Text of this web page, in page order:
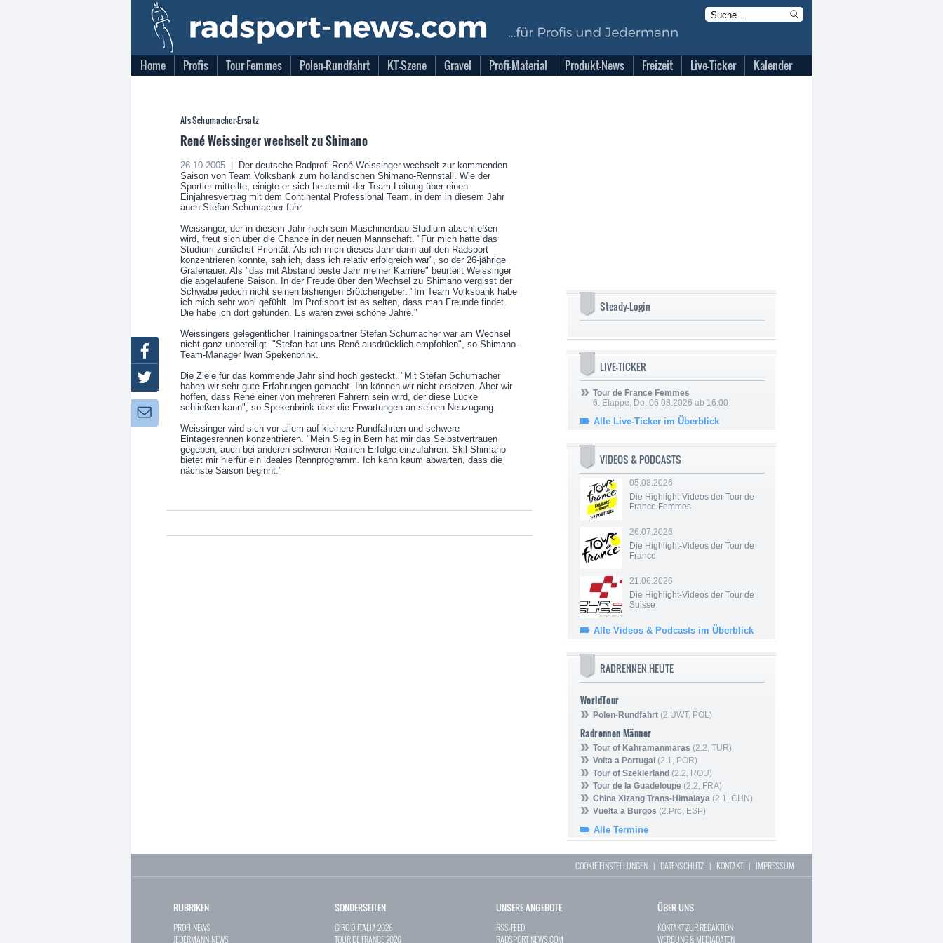
Home Profis Tour Femmes Polen-Rundfahrt KT-Szene Gravel Profi-Material Produkt-News Freizeit Live-Ticker Kalender
Als Schumacher-Ersatz
René Weissinger wechselt zu Shimano
26.10.2005 |
Der deutsche Radprofi René Weissinger wechselt zur kommenden
Saison von Team Volksbank zum holländischen Shimano-Rennstall. Wie der
Sportler mitteilte, einigte er sich heute mit der Team-Leitung über einen
Einjahresvertrag mit dem Continental Professional Team, in dem in diesem Jahr
auch Stefan Schumacher fuhr.
Weissinger, der in diesem Jahr noch sein Maschinenbau-Studium abschließen
wird, freut sich über die Chance in der neuen Mannschaft. "Für mich hatte das
Studium zunächst Priorität. Als ich mich dieses Jahr dann auf den Radsport
konzentrieren konnte, sah ich, dass ich relativ erfolgreich war", so der 26-jährige
Grafenauer. Als "das mit Abstand beste Jahr meiner Karriere" beurteilt Weissinger
die abgelaufene Saison. In der Freude über den Wechsel zu Shimano vergisst der
Schwabe jedoch nicht seinen bisherigen Brötchengeber: "Im Team Volksbank habe
ich mich sehr wohl gefühlt. Im Profisport ist es selten, dass man Freunde findet.
Die habe ich dort gefunden. Es waren zwei schöne Jahre."
Weissingers gelegentlicher Trainingspartner Stefan Schumacher war am Wechsel
nicht ganz unbeteiligt. "Stefan hat uns René ausdrücklich empfohlen", so Shimano-
Team-Manager Iwan Spekenbrink.
Die Ziele für das kommende Jahr sind hoch gesteckt. "Mit Stefan Schumacher
haben wir sehr gute Erfahrungen gemacht. Ihn können wir nicht ersetzen. Aber wir
hoffen, dass René einer von mehreren Fahrern sein wird, der diese Lücke
schließen kann", so Spekenbrink über die Erwartungen an seinen Neuzugang.
Weissinger wird sich vor allem auf kleinere Rundfahrten und schwere
Eintagesrennen konzentrieren. "Mein Sieg in Bern hat mir das Selbstvertrauen
gegeben, auch bei anderen schweren Rennen Erfolge einzufahren. Skil Shimano
bietet mir hierfür ein ideales Rennprogramm. Ich kann kaum abwarten, dass die
nächste Saison beginnt."
Steady-Login
LIVE-TICKER
Tour de France Femmes
6. Etappe, Do. 06.08.2026 ab 16:00
Alle Live-Ticker im Überblick
VIDEOS & PODCASTS
05.08.2026
Die Highlight-Videos der Tour de
France Femmes
26.07.2026
Die Highlight-Videos der Tour de
France
21.06.2026
Die Highlight-Videos der Tour de
Suisse
Alle Videos & Podcasts im Überblick
RADRENNEN HEUTE
WorldTour
Polen-Rundfahrt (2.UWT, POL)
Radrennen Männer
Tour of Kahramanmaras (2.2, TUR)
Volta a Portugal (2.1, POR)
Tour of Szeklerland (2.2, ROU)
Tour de la Guadeloupe (2.2, FRA)
China Xizang Trans-Himalaya (2.1, CHN)
Vuelta a Burgos (2.Pro, ESP)
Alle Termine
Facebook
Twitter
Newsletter:
COOKIE EINSTELLUNGEN | DATENSCHUTZ | KONTAKT| IMPRESSUM
RUBRIKEN
PROFI-NEWS
JEDERMANN-NEWS
SONDERSEITEN
GIRO D`ITALIA 2026
TOUR DE FRANCE 2026
UNSERE ANGEBOTE
RSS-FEED
RADSPORT-NEWS.COM
ÜBER UNS
KONTAKT ZUR REDAKTION
WERBUNG & MEDIADATEN